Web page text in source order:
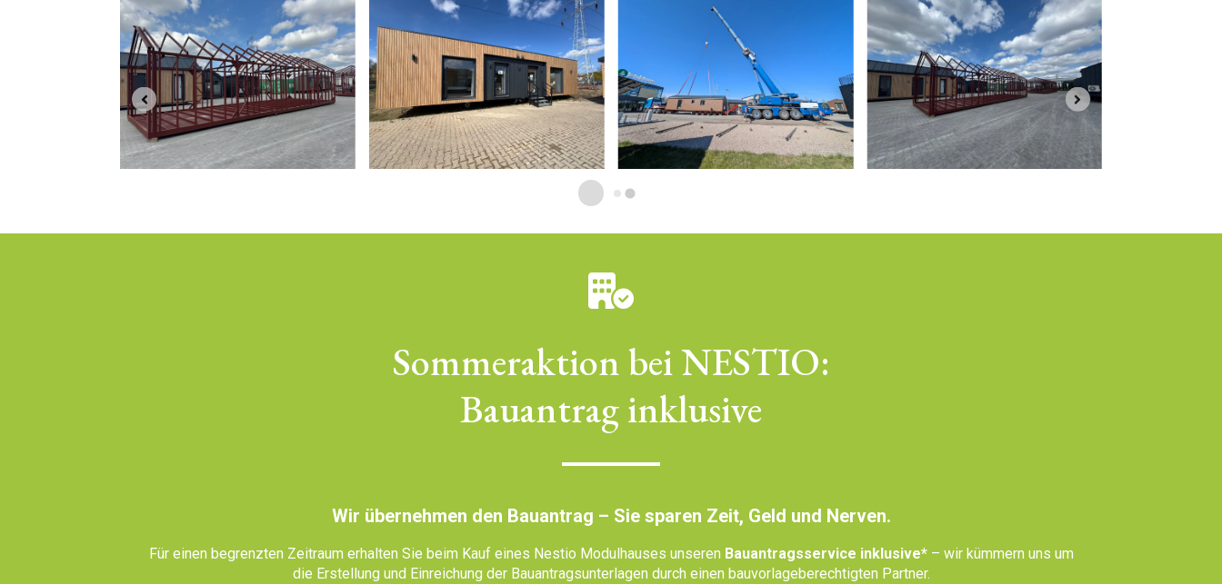
Sommeraktion bei NESTIO:
Bauantrag inklusive
Wir übernehmen den Bauantrag – Sie sparen Zeit, Geld und Nerven.
Für einen begrenzten Zeitraum erhalten Sie beim Kauf eines Nestio Modulhauses unseren Bauantragsservice inklusive*– wir kümmern uns um
die Erstellung und Einreichung der Bauantragsunterlagen durch einen bauvorlageberechtigten Partner.